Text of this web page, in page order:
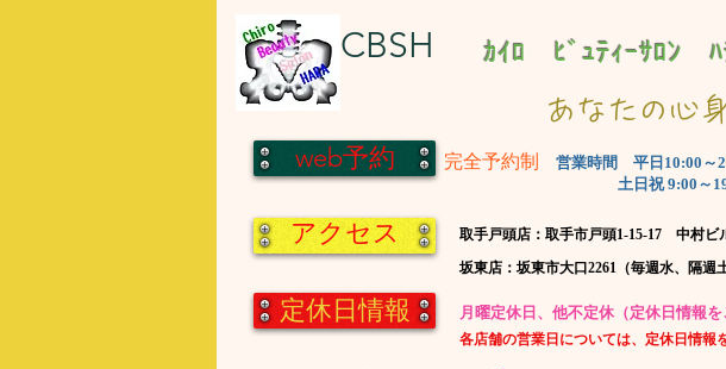
CBSH ｶｲﾛ ﾋﾞｭﾃｨｰｻﾛﾝ ﾊ
あなたの心
web予約 完全予約制
営業時間 平日10:00～
土日祝 9:00～
アクセス
取手戸頭店：取手市戸頭1-15-17 中村ビ
坂東店：坂東市大口2261（毎週水、隔週
定休日情報 月曜定休日、他不定休（定休日情報を
各店舗の営業日については、定休日情報